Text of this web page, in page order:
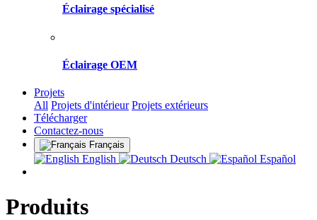
Éclairage spécialisé
Éclairage OEM
Projets
All Projets d'intérieur Projets extérieurs
Télécharger
Contactez-nous
Français
English Deutsch Español
Produits